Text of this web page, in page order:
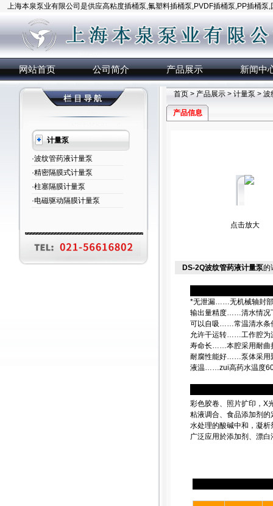
上海本泉泵业有限公司是供应高粘度插桶泵,氟塑料插桶泵,PVDF插桶泵,PP插桶泵
网站首页 公司简介 产品展示 新闻中
计量泵
·波纹管药液计量泵
·精密隔膜式计量泵
·柱塞隔膜计量泵
·电磁驱动隔膜计量泵
首页 > 产品展示 > 计量泵 > 波
产品信息
点击放大
DS-2Q波纹管药液计量泵的
*无泄漏……无机械轴封
输出量精度……清水情况
可以自吸……常温清水条
允许干运转……工作腔为
寿命长……本腔采用耐曲
耐腐性能好……泵体采用
液温……zui高药水温度
彩色胶卷、照片扩印，X
粘液调合、食品添加剂
水处理的酸碱中和，凝
广泛应用於添加剂、漂